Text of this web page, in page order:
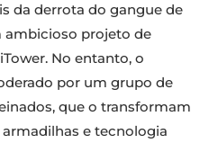
da derrota do gangue de
ambicioso projeto de
No entanto, o
por um grupo de
que o transformam
e tecnologia